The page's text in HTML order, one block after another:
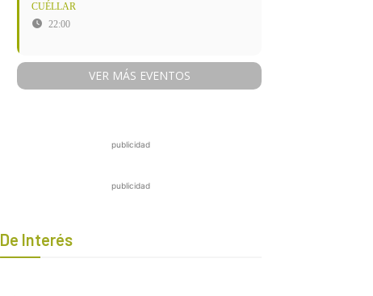
CUÉLLAR
22:00
VER MÁS EVENTOS
publicidad
publicidad
De Interés